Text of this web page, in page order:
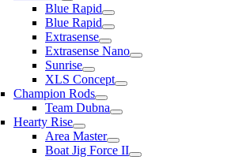
Blue Rapid
Blue Rapid
Extrasense
Extrasense Nano
Sunrise
XLS Concept
Champion Rods
Team Dubna
Hearty Rise
Area Master
Boat Jig Force II